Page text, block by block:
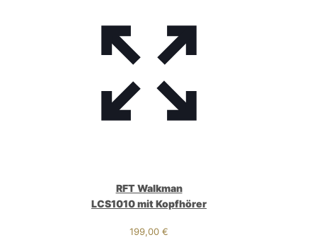
RFT Walkman
LCS1010 mit Kopfhörer
199,00 €